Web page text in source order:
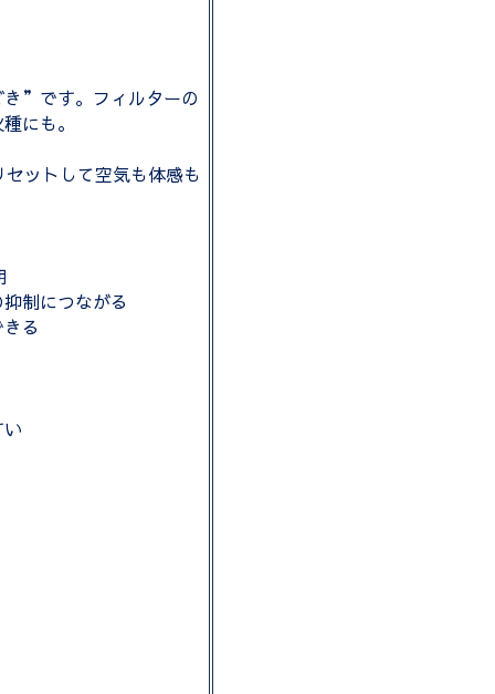
”です。フィルターの
にも。
ットして空気も体感も
制につながる
る